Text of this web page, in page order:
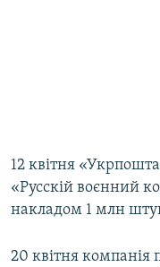
12 квітня
«Русскій воєнний
накладом 1 млн
20 квітня